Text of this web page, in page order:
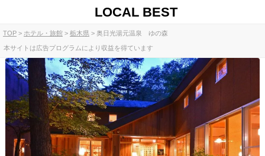
LOCAL BEST
TOP ホテル・旅館 栃木県 奥日光湯元温泉 ゆの森
本サイトは広告プログラムにより収益を得ています